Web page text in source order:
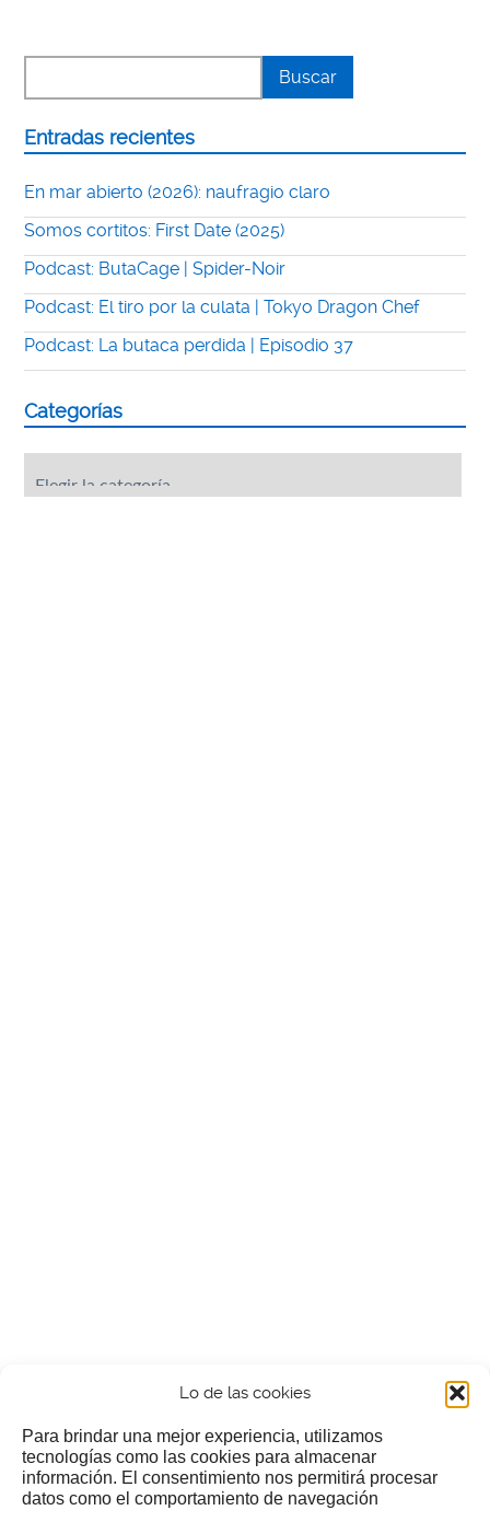
Lo de las cookies
Para brindar una mejor experiencia, utilizamos
tecnologías como las cookies para almacenar
información. El consentimiento nos permitirá procesar
datos como el comportamiento de navegación
Entradas recientes
En mar abierto (2026): naufragio claro
Somos cortitos: First Date (2025)
Podcast: ButaCage | Spider-Noir
Podcast: El tiro por la culata | Tokyo Dragon Chef
Podcast: La butaca perdida | Episodio 37
Categorías
¿Nos invitas a un cafecillo?